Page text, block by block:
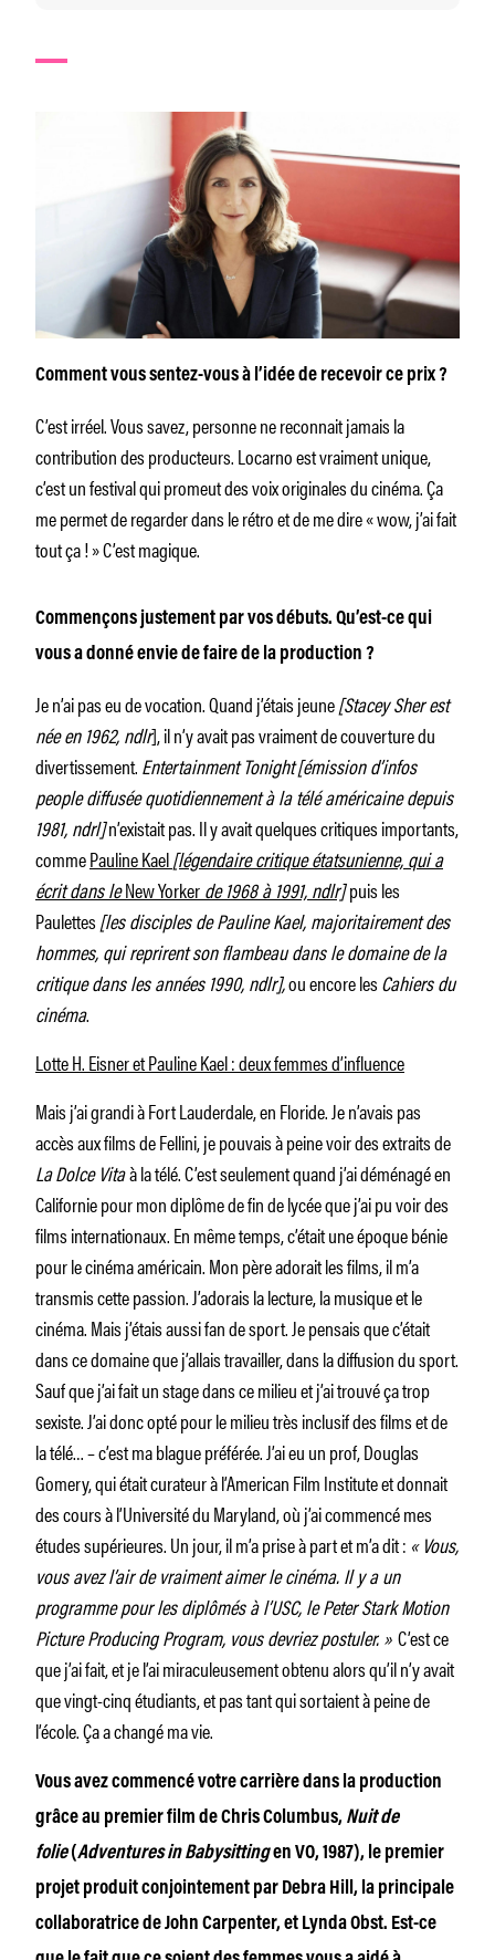
Comment vous sentez-vous à l’idée de recevoir ce prix ?
C’est irréel. Vous savez, personne ne reconnait jamais la
contribution des producteurs. Locarno est vraiment unique,
c’est un festival qui promeut des voix originales du cinéma. Ça
me permet de regarder dans le rétro et de me dire « wow, j’ai fait
tout ça ! » C’est magique.
Commençons justement par vos débuts. Qu’est-ce qui
vous a donné envie de faire de la production ?
Je n’ai pas eu de vocation. Quand j’étais jeune[Stacey Sher est
née en 1962, ndlr], il n’y avait pas vraiment de couverture du
divertissement.Entertainment Tonight[émission d’infos
people diffusée quotidiennement à la télé américaine depuis
1981, ndrl]n’existait pas. Il y avait quelques critiques importants,
commePauline Kael[légendaire critique étatsunienne, qui a
écrit dans leNew Yorkerde 1968 à 1991, ndlr]puis les
Paulettes[les disciples de Pauline Kael, majoritairement des
hommes, qui reprirent son flambeau dans le domaine de la
critique dans les années 1990, ndlr],ou encore lesCahiers du
cinéma.
Lotte H. Eisner et Pauline Kael : deux femmes d’influence
Mais j’ai grandi à Fort Lauderdale, en Floride. Je n’avais pas
accès aux films de Fellini, je pouvais à peine voir des extraits de
LaDolce Vitaà la télé. C’est seulement quand j’ai déménagé en
Californie pour mon diplôme de fin de lycée que j’ai pu voir des
films internationaux. En même temps, c’était une époque bénie
pour le cinéma américain. Mon père adorait les films, il m’a
transmis cette passion. J’adorais la lecture, la musique et le
cinéma. Mais j’étais aussi fan de sport. Je pensais que c’était
dans ce domaine que j’allais travailler, dans la diffusion du sport.
Sauf que j’ai fait un stage dans ce milieu et j’ai trouvé ça trop
sexiste. J’ai donc opté pour le milieu très inclusif des films et de
la télé… – c’est ma blague préférée. J’ai eu un prof, Douglas
Gomery, qui était curateur à l’American Film Institute et donnait
des cours à l’Université du Maryland, où j’ai commencé mes
études supérieures. Un jour, il m’a prise à part et m’a dit : « Vous,
vous avez l’air de vraiment aimer le cinéma. Il y a un
programme pour les diplômés à l’USC, le Peter Stark Motion
Picture Producing Program, vous devriez postuler. »C’est ce
que j’ai fait, et je l’ai miraculeusement obtenu alors qu’il n’y avait
que vingt-cinq étudiants, et pas tant qui sortaient à peine de
l’école. Ça a changé ma vie.
Vous avez commencé votre carrière dans la production
grâce au premier film de Chris Columbus, Nuit de
folie(Adventures in Babysittingen VO, 1987), le premier
projet produit conjointement par Debra Hill, la principale
collaboratrice de John Carpenter, et Lynda Obst. Est-ce